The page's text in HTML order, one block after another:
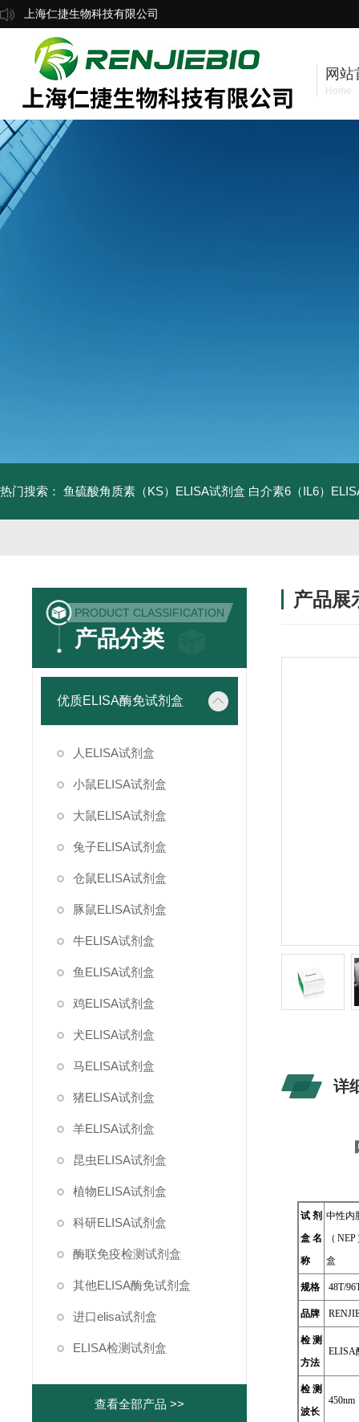
上海仁捷生物科技有限公司
网站
Home
热门搜索： 鱼硫酸角质素（KS）ELISA试剂盒 白介素6（IL6）
PRODUCT CLASSIFICATION
产品分类
优质ELISA酶免试剂盒
人ELISA试剂盒
小鼠ELISA试剂盒
大鼠ELISA试剂盒
兔子ELISA试剂盒
仓鼠ELISA试剂盒
豚鼠ELISA试剂盒
牛ELISA试剂盒
鱼ELISA试剂盒
鸡ELISA试剂盒
犬ELISA试剂盒
马ELISA试剂盒
猪ELISA试剂盒
羊ELISA试剂盒
昆虫ELISA试剂盒
植物ELISA试剂盒
科研ELISA试剂盒
酶联免疫检测试剂盒
其他ELISA酶免试剂盒
进口elisa试剂盒
ELISA检测试剂盒
查看全部产品 >>
产品展
详
试剂
盒名
称
中性内
（
盒
规格 48T/
品牌
检测
方法
ELISA
检测
波长
450nm